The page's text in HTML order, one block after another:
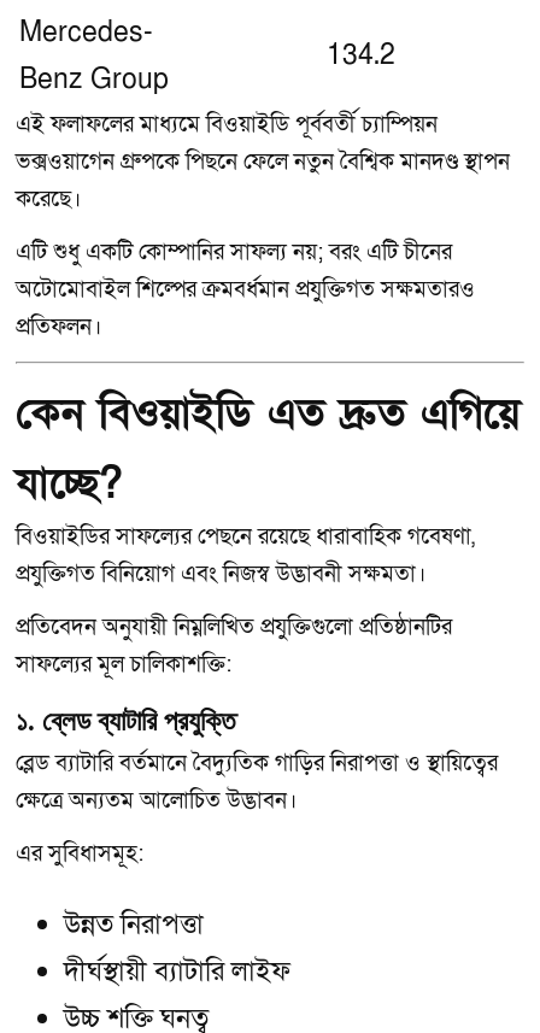
Mercedes-
Benz Group
134.2
এই ফলাফলের মাধ্যমে বিওয়াইডি পূর্ববর্তী চ্যাম্পিয়ন
ভক্সওয়াগেন গ্রুপকে পিছনে ফেলে নতুন বৈশ্বিক মানদণ্ড স্থাপন
করেছে।
এটি শুধু একটি কোম্পানির সাফল্য নয়; বরং এটি চীনের
অটোমোবাইল শিল্পের ক্রমবর্ধমান প্রযুক্তিগত সক্ষমতারও
প্রতিফলন।
কেন বিওয়াইডি এত দ্রুত এগিয়ে
যাচ্ছে?
বিওয়াইডির সাফল্যের পেছনে রয়েছে ধারাবাহিক গবেষণা,
প্রযুক্তিগত বিনিয়োগ এবং নিজস্ব উদ্ভাবনী সক্ষমতা।
প্রতিবেদন অনুযায়ী নিম্নলিখিত প্রযুক্তিগুলো প্রতিষ্ঠানটির
সাফল্যের মূল চালিকাশক্তি:
১. ব্লেড ব্যাটারি প্রযুক্তি
ব্লেড ব্যাটারি বর্তমানে বৈদ্যুতিক গাড়ির নিরাপত্তা ও স্থায়িত্বের
ক্ষেত্রে অন্যতম আলোচিত উদ্ভাবন।
এর সুবিধাসমূহ:
উন্নত নিরাপত্তা
দীর্ঘস্থায়ী ব্যাটারি লাইফ
উচ্চ শক্তি ঘনত্ব